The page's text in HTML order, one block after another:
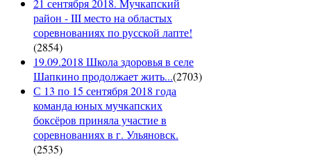
21 сентября 2018. Мучкапский
район - III место на областых
соревнованиях по русской лапте!
(2854)
19.09.2018 Школа здоровья в селе
Шапкино продолжает жить...(2703)
С 13 по 15 сентября 2018 года
команда юных мучкапских
боксёров приняла участие в
соревнованиях в г. Ульяновск.
(2535)